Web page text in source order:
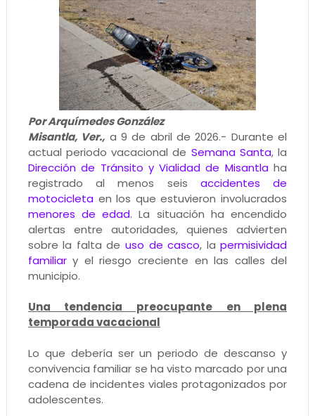
Por Arquímedes González
Misantla, Ver., a 9 de abril de 2026.- Durante el
actual periodo vacacional de Semana Santa, la
Dirección de Tránsito y Vialidad de Misantlaha
registrado al menos seis accidentes de
motocicletaen los que estuvieron involucrados
menores de edad. La situación ha encendido
alertas entre autoridades, quienes advierten
sobre la falta de uso de casco, lapermisividad
familiary el riesgo creciente en las calles del
municipio.
Una tendencia preocupante en plena
temporada vacacional
Lo que debería ser un periodo de descanso y
convivencia familiar se ha visto marcado por una
cadena de incidentes viales protagonizados por
adolescentes.